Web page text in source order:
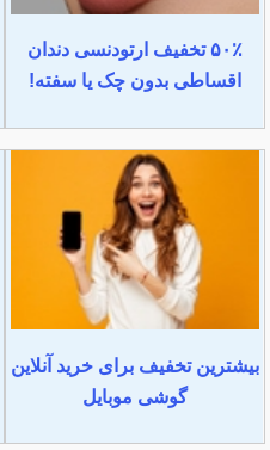
۵۰٪ تخفیف ارتودنسی دندان
اقساطی بدون چک یا سفته!
بیشترین تخفیف برای خرید آنلاین
گوشی موبایل